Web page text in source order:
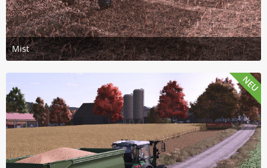
Mist
25. Juli 2026 um 08:28
NEU